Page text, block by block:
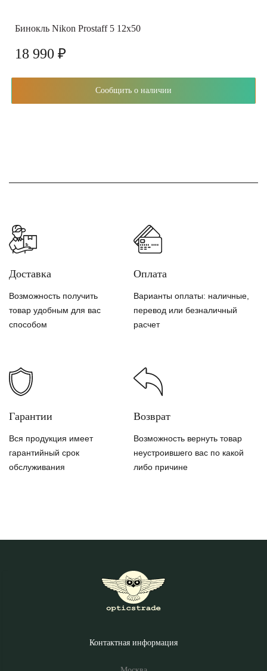
Бинокль Nikon Prostaff 5 12x50
18 990 ₽
Сообщить о наличии
Доставка
Возможность получить
товар удобным для вас
способом
Оплата
Варианты оплаты: наличные,
перевод или безналичный
расчет
Гарантии
Вся продукция имеет
гарантийный срок
обслуживания
Возврат
Возможность вернуть товар
неустроившего вас по какой
либо причине
Контактная информация